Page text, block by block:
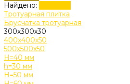
Найдено:
Тротуарная плитка
Брусчатка тротуарная
300х300х30
400х400х50
500х500х50
H=40 мм
h=30 мм
H=50 мм